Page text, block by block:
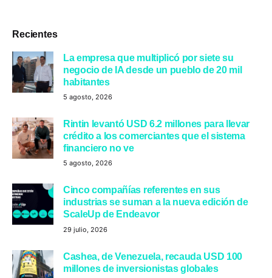
Recientes
La empresa que multiplicó por siete su
negocio de IA desde un pueblo de 20 mil
habitantes
5 agosto, 2026
Rintin levantó USD 6.2 millones para llevar
crédito a los comerciantes que el sistema
financiero no ve
5 agosto, 2026
Cinco compañías referentes en sus
industrias se suman a la nueva edición de
ScaleUp de Endeavor
29 julio, 2026
Cashea, de Venezuela, recauda USD 100
millones de inversionistas globales